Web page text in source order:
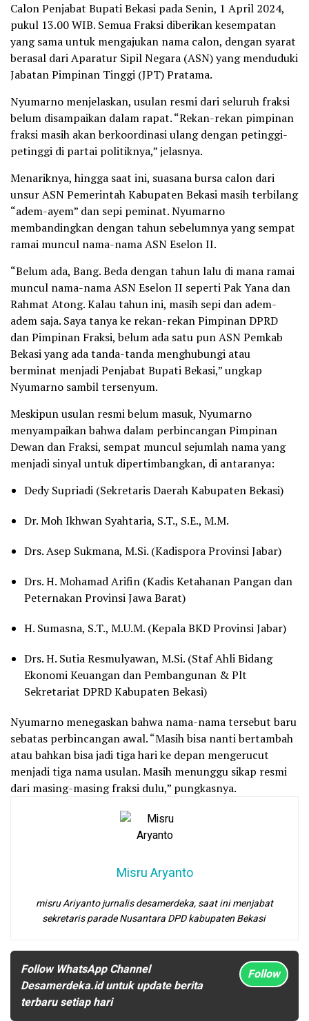
Calon Penjabat Bupati Bekasi pada Senin, 1 April 2024,
pukul 13.00 WIB. Semua Fraksi diberikan kesempatan
yang sama untuk mengajukan nama calon, dengan syarat
berasal dari Aparatur Sipil Negara (ASN) yang menduduki
Jabatan Pimpinan Tinggi (JPT) Pratama.
Nyumarno menjelaskan, usulan resmi dari seluruh fraksi
belum disampaikan dalam rapat. “Rekan-rekan pimpinan
fraksi masih akan berkoordinasi ulang dengan petinggi-
petinggi di partai politiknya,” jelasnya.
Menariknya, hingga saat ini, suasana bursa calon dari
unsur ASN Pemerintah Kabupaten Bekasi masih terbilang
“adem-ayem” dan sepi peminat. Nyumarno
membandingkan dengan tahun sebelumnya yang sempat
ramai muncul nama-nama ASN Eselon II.
“Belum ada, Bang. Beda dengan tahun lalu di mana ramai
muncul nama-nama ASN Eselon II seperti Pak Yana dan
Rahmat Atong. Kalau tahun ini, masih sepi dan adem-
adem saja. Saya tanya ke rekan-rekan Pimpinan DPRD
dan Pimpinan Fraksi, belum ada satu pun ASN Pemkab
Bekasi yang ada tanda-tanda menghubungi atau
berminat menjadi Penjabat Bupati Bekasi,” ungkap
Nyumarno sambil tersenyum.
Meskipun usulan resmi belum masuk, Nyumarno
menyampaikan bahwa dalam perbincangan Pimpinan
Dewan dan Fraksi, sempat muncul sejumlah nama yang
menjadi sinyal untuk dipertimbangkan, di antaranya:
Dedy Supriadi (Sekretaris Daerah Kabupaten Bekasi)
Dr. Moh Ikhwan Syahtaria, S.T., S.E., M.M.
Drs. Asep Sukmana, M.Si. (Kadispora Provinsi Jabar)
Drs. H. Mohamad Arifin (Kadis Ketahanan Pangan dan
Peternakan Provinsi Jawa Barat)
H. Sumasna, S.T., M.U.M. (Kepala BKD Provinsi Jabar)
Drs. H. Sutia Resmulyawan, M.Si. (Staf Ahli Bidang
Ekonomi Keuangan dan Pembangunan & Plt
Sekretariat DPRD Kabupaten Bekasi)
Nyumarno menegaskan bahwa nama-nama tersebut baru
sebatas perbincangan awal. “Masih bisa nanti bertambah
atau bahkan bisa jadi tiga hari ke depan mengerucut
menjadi tiga nama usulan. Masih menunggu sikap resmi
dari masing-masing fraksi dulu,” pungkasnya.
Misru Aryanto
misru Ariyanto jurnalis desamerdeka, saat ini menjabat
sekretaris parade Nusantara DPD kabupaten Bekasi
Follow WhatsApp Channel
Desamerdeka.id untuk update berita
terbaru setiap hari
Follow